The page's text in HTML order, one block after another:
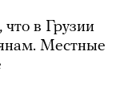
что в Грузии
Местные